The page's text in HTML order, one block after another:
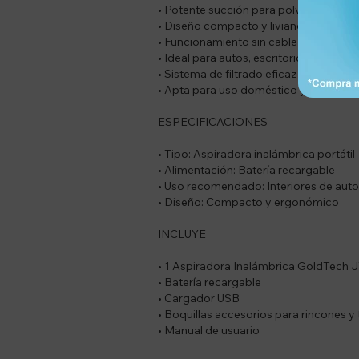
• Potente succión para polvo, migas y
• Diseño compacto y liviano para uso
• Funcionamiento sin cable para
• Ideal para autos, escritorios, sillones,
• Sistema de filtrado eficaz y fácil de
• Apta para uso doméstico y vehículos
ESPECIFICACIONES
• Tipo: Aspiradora inalámbrica portátil
• Alimentación: Batería recargable
• Uso recomendado: Interiores de
• Diseño: Compacto y ergonómico
INCLUYE
• 1 Aspiradora Inalámbrica GoldTech
• Batería recargable
• Cargador USB
• Boquillas accesorios para rincones
• Manual de usuario